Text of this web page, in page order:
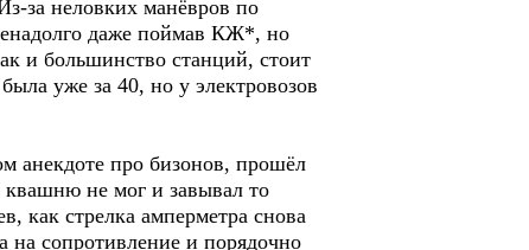
за неловких манёвров по
даже поймав КЖ*, но
и большинство станций, стоит
уже за 40, но у электровозов
анекдоте про бизонов, прошёл
квашню не мог и завывал то
как стрелка амперметра снова
на сопротивление и порядочно